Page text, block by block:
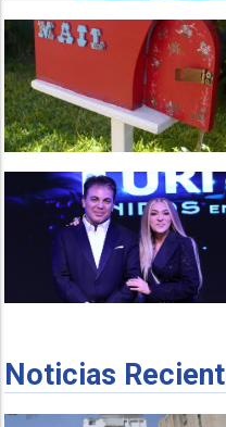
Noticias